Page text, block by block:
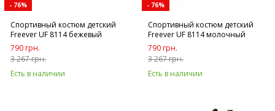
- 76%
Спортивный костюм детский
Freever UF 8114 бежевый
790 грн.
3 267 грн.
Есть в наличии
- 76%
Спортивный костюм детский
Freever UF 8114 молочный
790 грн.
3 267 грн.
Есть в наличии